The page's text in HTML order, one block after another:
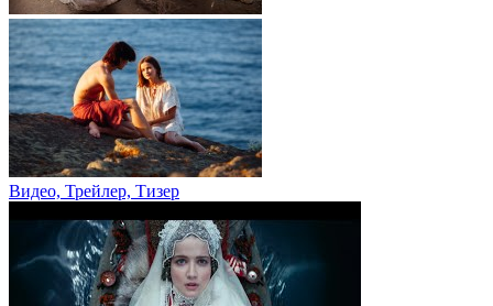
Видео, Трейлер, Тизер